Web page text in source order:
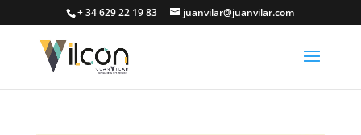
+ 34 629 22 19 83 juanvilar@juanvilar.com